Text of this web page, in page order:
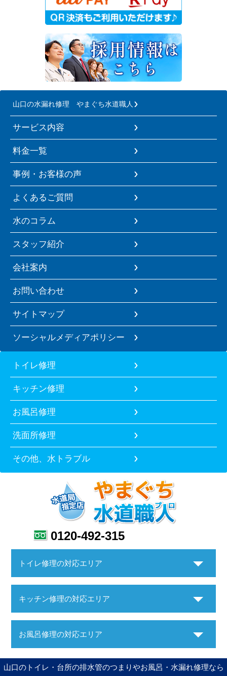
山口の水漏れ修理 やまぐち水道職人
サービス内容
料金一覧
事例・お客様の声
よくあるご質問
水のコラム
スタッフ紹介
会社案内
お問い合わせ
サイトマップ
ソーシャルメディアポリシー
トイレ修理
キッチン修理
お風呂修理
洗面所修理
その他、水トラブル
0120-492-315
トイレ修理の対応エリア
キッチン修理の対応エリア
お風呂修理の対応エリア
山口のトイレ・台所の排水管のつまりやお風呂・水漏れ修理なら